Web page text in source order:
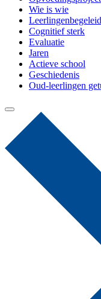
Wie is wie
Cognitief sterk
Evaluatie
Jaren
Actieve school
Geschiedenis
Oud-leerlingen